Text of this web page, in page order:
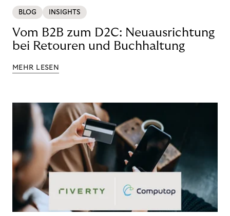
BLOG INSIGHTS
Vom B2B zum D2C: Neuausrichtung
bei Retouren und Buchhaltung
MEHR LESEN